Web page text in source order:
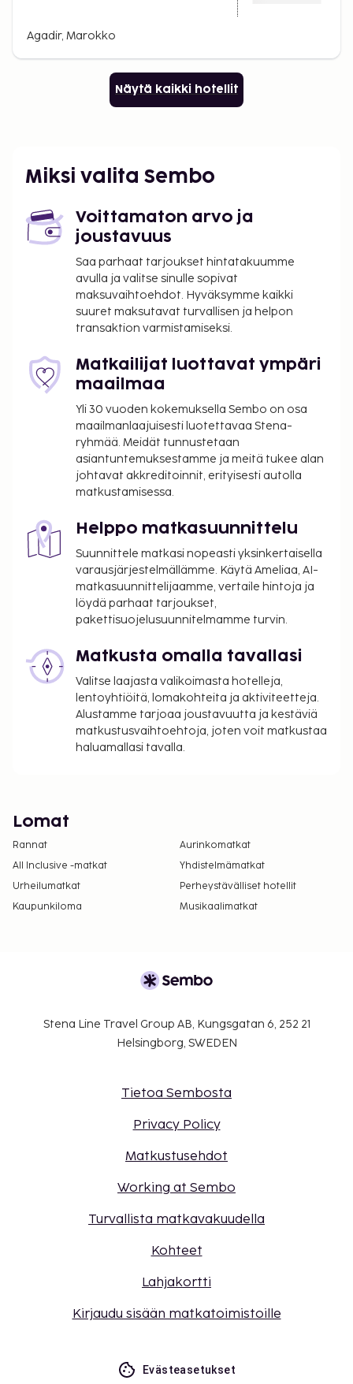
Agadir, Marokko
Näytä kaikki hotellit
Miksi valita Sembo
Voittamaton arvo ja
joustavuus
Saa parhaat tarjoukset hintatakuumme
avulla ja valitse sinulle sopivat
maksuvaihtoehdot. Hyväksymme kaikki
suuret maksutavat turvallisen ja helpon
transaktion varmistamiseksi.
Matkailijat luottavat ympäri
maailmaa
Yli 30 vuoden kokemuksella Sembo on osa
maailmanlaajuisesti luotettavaa Stena-
ryhmää. Meidät tunnustetaan
asiantuntemuksestamme ja meitä tukee alan
johtavat akkreditoinnit, erityisesti autolla
matkustamisessa.
Helppo matkasuunnittelu
Suunnittele matkasi nopeasti yksinkertaisella
varausjärjestelmällämme. Käytä Ameliaa, AI-
matkasuunnittelijaamme, vertaile hintoja ja
löydä parhaat tarjoukset,
pakettisuojelusuunnitelmamme turvin.
Matkusta omalla tavallasi
Valitse laajasta valikoimasta hotelleja,
lentoyhtiöitä, lomakohteita ja aktiviteetteja.
Alustamme tarjoaa joustavuutta ja kestäviä
matkustusvaihtoehtoja, joten voit matkustaa
haluamallasi tavalla.
Lomat
Rannat
Aurinkomatkat
All Inclusive -matkat
Yhdistelmämatkat
Urheilumatkat
Perheystävälliset hotellit
Kaupunkiloma
Musikaalimatkat
Stena Line Travel Group AB, Kungsgatan 6, 252 21
Helsingborg, SWEDEN
Tietoa Sembosta
Privacy Policy
Matkustusehdot
Working at Sembo
Turvallista matkavakuudella
Kohteet
Lahjakortti
Kirjaudu sisään matkatoimistoille
Evästeasetukset